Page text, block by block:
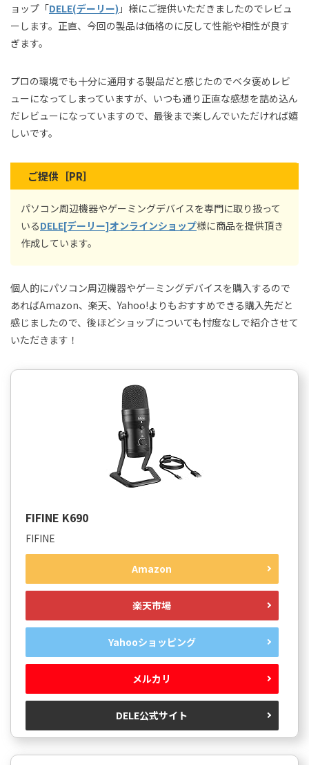
ョップ「DELE(デーリー) 」様にご提供いただきましたのでレビュ
ーします。正直、今回の製品は価格のに反して性能や相性が良す
ぎます。
プロの環境でも十分に通用する製品だと感じたのでベタ褒めレビ
ューになってしまっていますが、いつも通り正直な感想を詰め込ん
だレビューになっていますので、最後まで楽しんでいただければ嬉
しいです。
ご提供［PR］
パソコン周辺機器やゲーミングデバイスを専門に取り扱って
いるDELE[デーリー]オンラインショップ様に商品を提供頂き
作成しています。
個人的にパソコン周辺機器やゲーミングデバイスを購入するので
あればAmazon、楽天、Yahoo!よりもおすすめできる購入先だと
感じましたので、後ほどショップについても忖度なしで紹介させて
いただきます！
FIFINE K690
FIFINE
Amazon
楽天市場
Yahooショッピング
メルカリ
DELE公式サイト